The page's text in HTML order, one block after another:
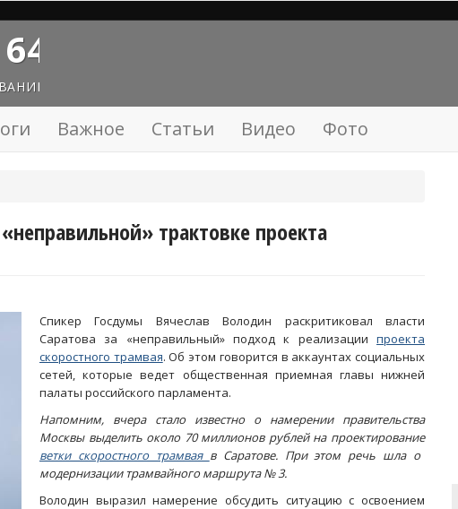
Важное Статьи Видео Фото
трактовке проекта
Спикер Госдумы Вячеслав Володин раскритиковал власти
Саратова за «неправильный» подход к реализации проекта
скоростного трамвая. Об этом говорится в аккаунтах социальных
сетей, которые ведет общественная приемная главы нижней
палаты российского парламента.
Напомним, вчера стало известно о намерении правительства
Москвы выделить около 70 миллионов рублей на проектирование
ветки скоростного трамвая в Саратове. При этом речь шла о
модернизации трамвайного маршрута № 3.
Володин выразил намерение обсудить ситуацию с освоением